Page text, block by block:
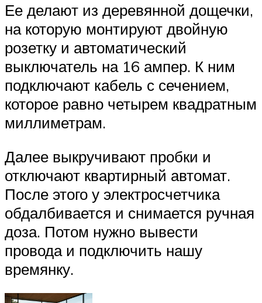
Ее делают из деревянной дощечки,
на которую монтируют двойную
розетку и автоматический
выключатель на 16 ампер. К ним
подключают кабель с сечением,
которое равно четырем квадратным
миллиметрам.
Далее выкручивают пробки и
отключают квартирный автомат.
После этого у электросчетчика
обдалбивается и снимается ручная
доза. Потом нужно вывести
провода и подключить нашу
времянку.